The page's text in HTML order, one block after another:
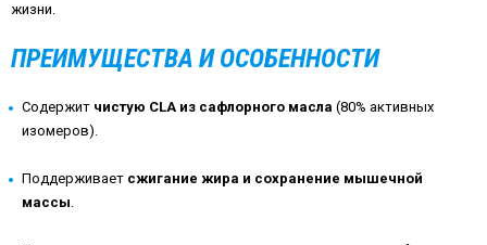
жизни.
ПРЕИМУЩЕСТВА И ОСОБЕННОСТИ
Содержит чистую CLA из сафлорного масла (80% активных
изомеров).
Поддерживает сжигание жира и сохранение мышечной
массы